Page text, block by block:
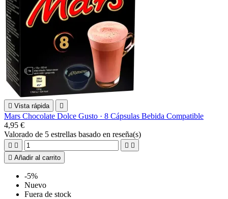
 Vista rápida 
Mars Chocolate Dolce Gusto · 8 Cápsulas Bebida Compatible
4,95 €
Valorado de 5 estrellas basado en reseña(s)
   
 Añadir al carrito
-5%
Nuevo
Fuera de stock